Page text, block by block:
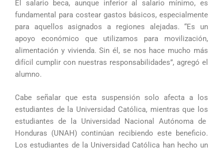
El salario beca, aunque inferior al salario mínimo, es
fundamental para costear gastos básicos, especialmente
para aquellos asignados a regiones alejadas. “Es un
apoyo económico que utilizamos para movilización,
alimentación y vivienda. Sin él, se nos hace mucho más
difícil cumplir con nuestras responsabilidades”, agregó el
alumno.
Cabe señalar que esta suspensión solo afecta a los
estudiantes de la Universidad Católica, mientras que los
estudiantes de la Universidad Nacional Autónoma de
Honduras (UNAH) continúan recibiendo este beneficio.
Los estudiantes de la Universidad Católica han hecho un